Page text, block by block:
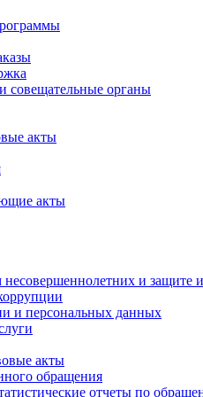
органы
акты
акты
и защите
и персональных данных
акты
обращения
отчеты по